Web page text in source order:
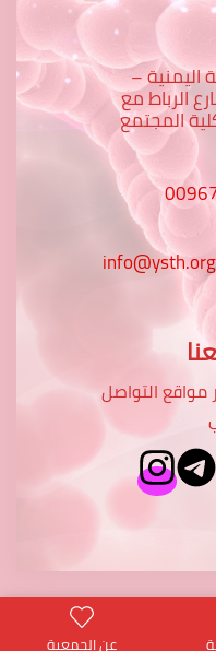
اليمنية –
الرباط مع
كلية المجتمع
info@ysth.org
التواصل
عن الجمعية